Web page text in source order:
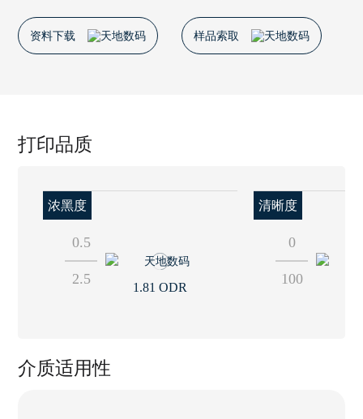
资料下载 样品索取
打印品质
浓黑度
0.5
2.5 1.81 ODR
清晰度
0
100
介质适用性